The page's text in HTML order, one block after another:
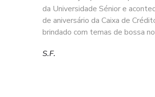
da Universidade Sénior e
de aniversário da Caixa de
brindado com temas de bossa
S.F.